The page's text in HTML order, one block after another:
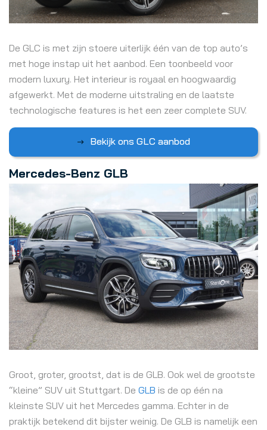
De GLC is met zijn stoere uiterlijk één van de top auto’s
met hoge instap uit het aanbod. Een toonbeeld voor
modern luxury. Het interieur is royaal en hoogwaardig
afgewerkt. Met de moderne uitstraling en de laatste
technologische features is het een zeer complete SUV.
Bekijk ons GLC aanbod
Mercedes-Benz GLB
Groot, groter, grootst, dat is de GLB. Ook wel de grootste
“kleine” SUV uit Stuttgart. De GLB is de op één na
kleinste SUV uit het Mercedes gamma. Echter in de
praktijk betekend dit bijster weinig. De GLB is namelijk een